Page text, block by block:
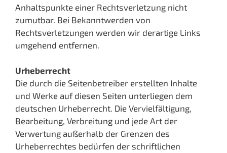
Anhaltspunkte einer Rechtsverletzung nicht
zumutbar. Bei Bekanntwerden von
Rechtsverletzungen werden wir derartige Links
umgehend entfernen.
Urheberrecht
Die durch die Seitenbetreiber erstellten Inhalte
und Werke auf diesen Seiten unterliegen dem
deutschen Urheberrecht. Die Vervielfältigung,
Bearbeitung, Verbreitung und jede Art der
Verwertung außerhalb der Grenzen des
Urheberrechtes bedürfen der schriftlichen